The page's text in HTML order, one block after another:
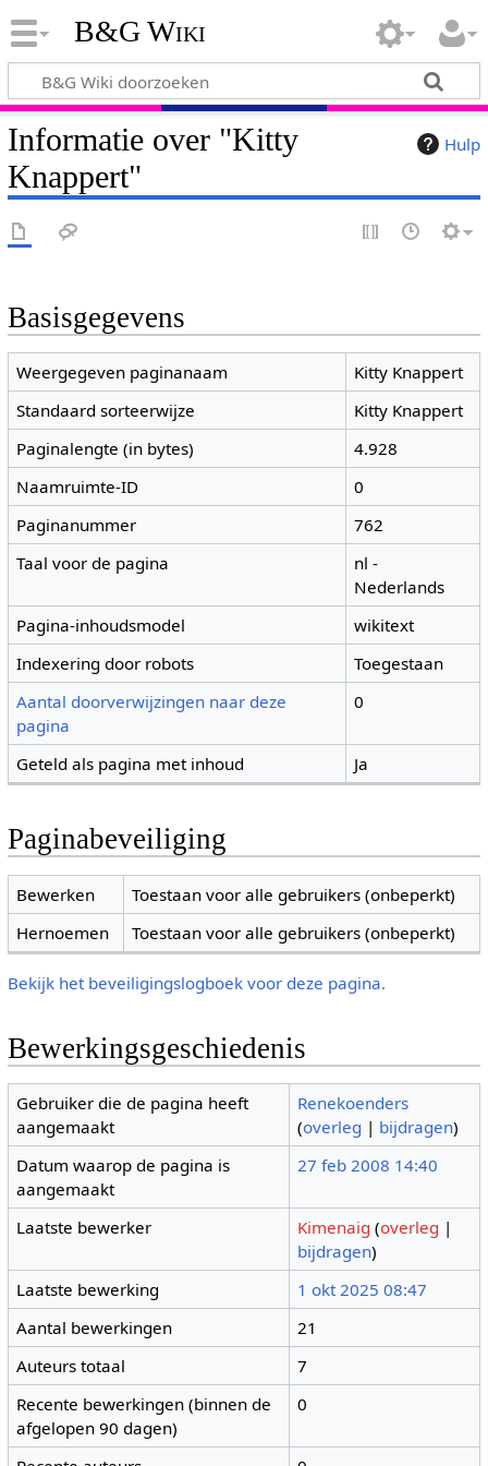
B&G Wiki
Hulp
Informatie over "Kitty
Knappert"
Basisgegevens
Weergegeven paginanaam
Kitty Knappert
Standaard sorteerwijze
Kitty Knappert
Paginalengte (in bytes)
4.928
Naamruimte-ID
0
Paginanummer
762
Taal voor de pagina
nl -
Nederlands
Pagina-inhoudsmodel
wikitext
Indexering door robots
Toegestaan
Aantal doorverwijzingen naar deze
pagina
0
Geteld als pagina met inhoud Ja
Paginabeveiliging
Bewerken
Toestaan voor alle gebruikers (onbeperkt)
Hernoemen
Toestaan voor alle gebruikers (onbeperkt)
Bekijk het beveiligingslogboek voor deze pagina.
Bewerkingsgeschiedenis
Gebruiker die de pagina heeft
aangemaakt
Renekoenders
(overleg | bijdragen)
Datum waarop de pagina is
aangemaakt
27 feb 2008 14:40
Laatste bewerker Kimenaig (overleg |
bijdragen)
Laatste bewerking
1 okt 2025 08:47
Aantal bewerkingen
21
Auteurs totaal
7
Recente bewerkingen (binnen de
afgelopen 90 dagen)
0